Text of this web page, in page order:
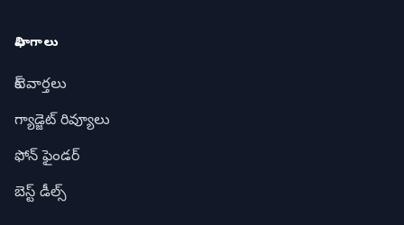
విభాగాలు
టెక్ వార్తలు
గ్యాడ్జెట్ రివ్యూలు
ఫోన్ ఫైండర్
బెస్ట్ డీల్స్